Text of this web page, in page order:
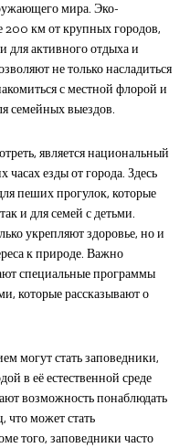
мира. Эко-
км от крупных городов,
для активного отдыха и
не только насладиться
с местной флорой и
семейных выездов.
является национальный
часах езды от города. Здесь
пеших прогулок, которые
и для семей с детьми.
укрепляют здоровье, но и
к природе. Важно
специальные программы
которые рассказывают о
могут стать заповедники,
в её естественной среде
возможность понаблюдать
может стать
того, заповедники часто